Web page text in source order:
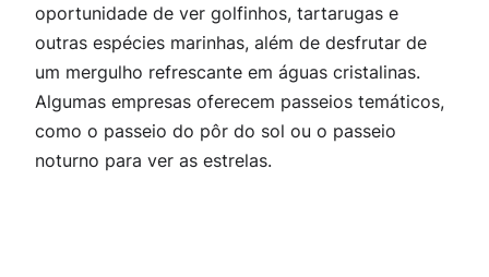
oportunidade de ver golfinhos, tartarugas e
outras espécies marinhas, além de desfrutar de
um mergulho refrescante em águas cristalinas.
Algumas empresas oferecem passeios temáticos,
como o passeio do pôr do sol ou o passeio
noturno para ver as estrelas.